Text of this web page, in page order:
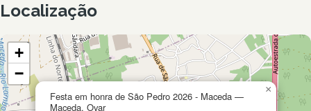
Localização
Festa em honra de São Pedro 2026 - Maceda —
Maceda, Ovar
×
+
−